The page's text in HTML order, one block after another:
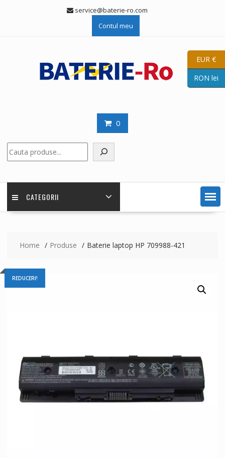
service@baterie-ro.com
Contul meu
0
CATEGORII
Home Produse Baterie laptop HP 709988-421
REDUCERI!
EUR €
RON lei